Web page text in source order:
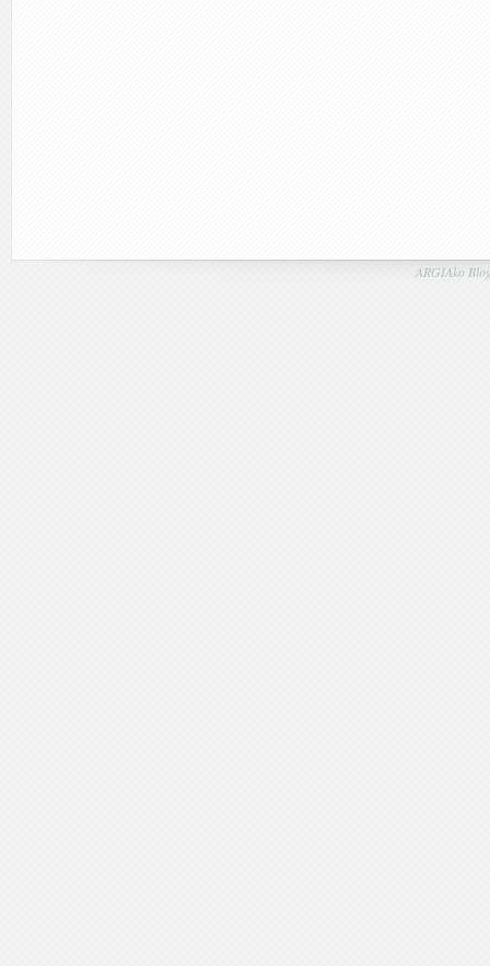
ARGIAko